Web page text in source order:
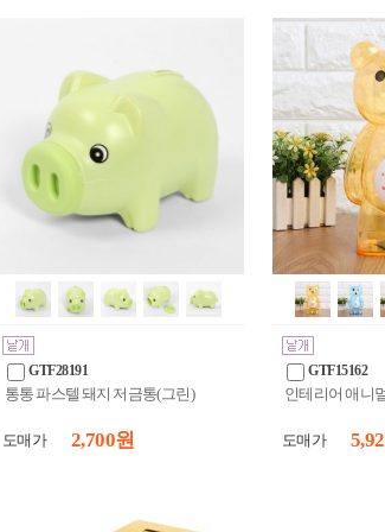
GTF28191
통통 파스텔 돼지 저금통(그린)
도매가 2,700 원
GTF15162
인테리어 애니
도매가